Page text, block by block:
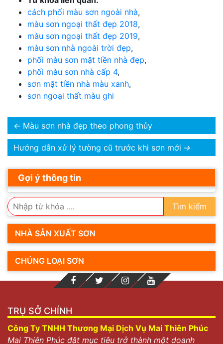
cách phối màu sơn ngoài nhà,
màu sơn ngoại thất đẹp 2018,
màu sơn ngoại thất đẹp 2019,
màu sơn nhà ngoài trời đẹp,
phối màu sơn mặt tiền nhà đẹp,
phối màu sơn nhà cấp 4,
sơn mặt tiền nhà màu xanh,
sơn ngoại thất màu ghi
← Màu sơn nhà đẹp theo phong thủy
Hướng dẫn xử lý tường cũ trước khi sơn mới →
Gợi ý thông tin
Tìm kiếm
NHÀ SẢN XUẤT SƠN
CHỦNG LOẠI SƠN
TRỤ SỞ CHÍNH
Công Ty TNHH Thương Mại Dịch Vụ Mai Thiên Phúc
Mai Thiên Phúc đặt mục tiêu trở thành một doanh